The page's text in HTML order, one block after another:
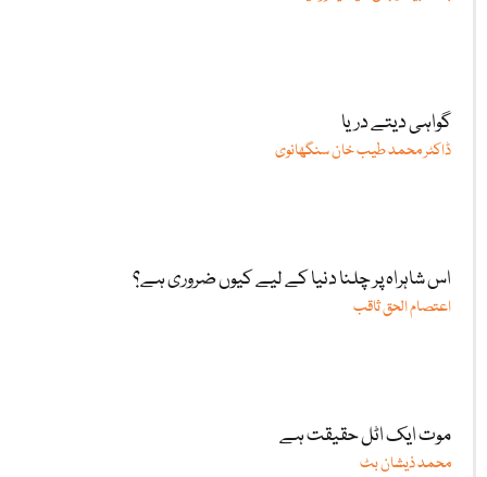
گواہی دیتے دریا
ڈاکٹر محمد طیب خان سنگھانوی
اس شاہراہ پر چلنا دنیا کے لیے کیوں ضروری ہے؟
اعتصام الحق ثاقب
موت ایک اٹل حقیقت ہے
محمد ذیشان بٹ